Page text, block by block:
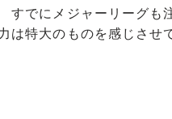
すでにメジャーリーグも
は特大のものを感じさせ